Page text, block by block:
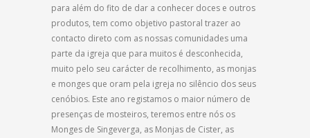
para além do fito de dar a conhecer doces e outros
produtos, tem como objetivo pastoral trazer ao
contacto direto com as nossas comunidades uma
parte da igreja que para muitos é desconhecida,
muito pelo seu carácter de recolhimento, as monjas
e monges que oram pela igreja no silêncio dos seus
cenóbios. Este ano registamos o maior número de
presenças de mosteiros, teremos entre nós os
Monges de Singeverga, as Monjas de Cister, as